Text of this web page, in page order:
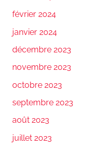
février 2024
janvier 2024
décembre 2023
novembre 2023
octobre 2023
septembre 2023
août 2023
juillet 2023